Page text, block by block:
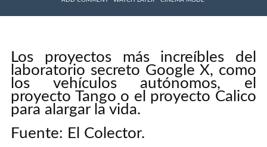
Los proyectos más increíbles del
laboratorio secreto Google X, como
los vehículos autónomos, el
proyecto Tango o el proyecto Calico
para alargar la vida.
Fuente: El Colector.